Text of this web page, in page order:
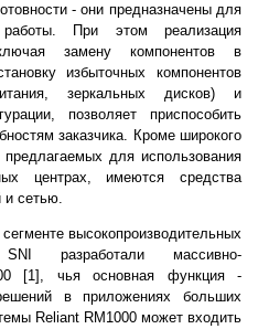
- они предназначены для
работы. При этом реализация
замену компонентов в
избыточных компонентов
зеркальных дисков) и
позволяет приспособить
заказчика. Кроме широкого
для использования
центрах, имеются средства
и сетью.
высокопроизводительных
разработали массивно-
[1], чья основная функция -
в приложениях больших
Reliant RM1000 может входить